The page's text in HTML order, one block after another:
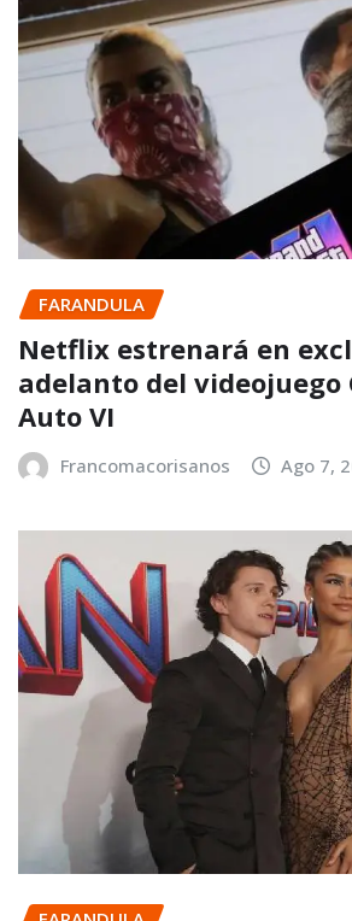
FARANDULA
Netflix estrenará en
adelanto del videojuego
Auto VI
Francomacorisanos Ago 7,